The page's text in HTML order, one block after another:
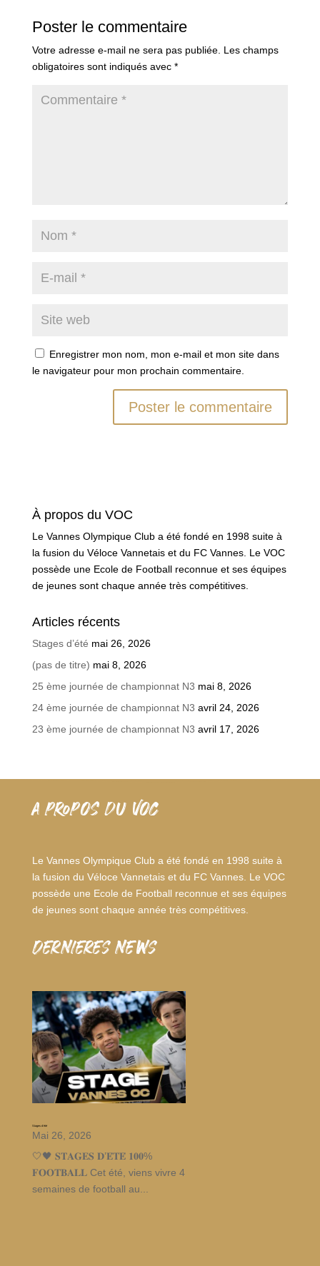
Poster le commentaire
Votre adresse e-mail ne sera pas publiée. Les champs
obligatoires sont indiqués avec *
Enregistrer mon nom, mon e-mail et mon site dans
le navigateur pour mon prochain commentaire.
À propos du VOC
Le Vannes Olympique Club a été fondé en 1998 suite à
la fusion du Véloce Vannetais et du FC Vannes. Le VOC
possède une Ecole de Football reconnue et ses équipes
de jeunes sont chaque année très compétitives.
Articles récents
Stages d’été mai 26, 2026
(pas de titre) mai 8, 2026
25 ème journée de championnat N3 mai 8, 2026
24 ème journée de championnat N3 avril 24, 2026
23 ème journée de championnat N3 avril 17, 2026
A PROPOS DU VOC
Le Vannes Olympique Club a été fondé en 1998 suite à
la fusion du Véloce Vannetais et du FC Vannes. Le VOC
possède une Ecole de Football reconnue et ses équipes
de jeunes sont chaque année très compétitives.
dernieres news
Stages d’été
Mai 26, 2026
🤍🖤 𝐒𝐓𝐀𝐆𝐄𝐒 𝐃’𝐄́𝐓𝐄́ 𝟏𝟎𝟎%
𝐅𝐎𝐎𝐓𝐁𝐀𝐋𝐋 Cet été, viens vivre 4
semaines de football au...